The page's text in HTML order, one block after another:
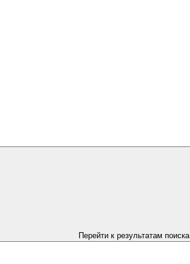
Перейти к результатам поиска